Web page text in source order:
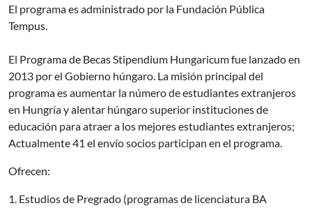
El programaes administrado por la Fundación Pública
Tempus.
El Programade BecasStipendium Hungaricumfue lanzado en
2013 por el Gobierno húngaro. La misión principal del
programaes aumentar la número de estudiantes extranjeros
en Hungríay alentar húngarosuperior instituciones de
educación para atraer a los mejores estudiantesextranjeros;
Actualmente41 el envíosocios participan en el programa.
Ofrecen:
1. Estudios de Pregrado (programas de licenciatura BA